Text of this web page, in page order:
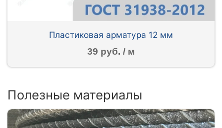
Пластиковая арматура 12 мм
39 руб. / м
Полезные материалы